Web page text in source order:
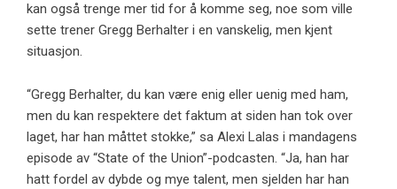
kan også trenge mer tid for å komme seg, noe som ville
sette trener Gregg Berhalter i en vanskelig, men kjent
situasjon.
“Gregg Berhalter, du kan være enig eller uenig med ham,
men du kan respektere det faktum at siden han tok over
laget, har han måttet stokke,” sa Alexi Lalas i mandagens
episode av “State of the Union”-podcasten. “Ja, han har
hatt fordel av dybde og mye talent, men sjelden har han